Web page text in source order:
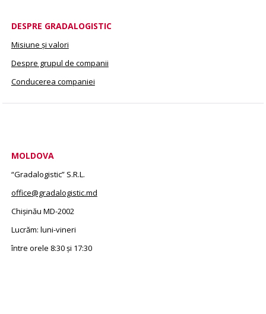
DESPRE GRADALOGISTIC
Misiune și valori
Despre grupul de companii
Conducerea companiei
MOLDOVA
“Gradalogistic” S.R.L.
office@gradalogistic.md
Chișinău MD-2002
Lucrăm: luni-vineri
între orele 8:30 și 17:30